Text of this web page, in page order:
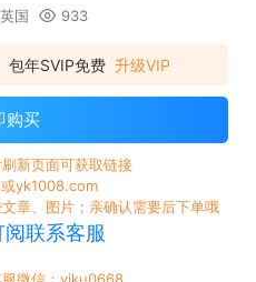
英国 933
包年SVIP免费 升级VIP
购买
新页面可获取链接
yk1008.com
章、图片；亲确认需要后下单哦
联系客服